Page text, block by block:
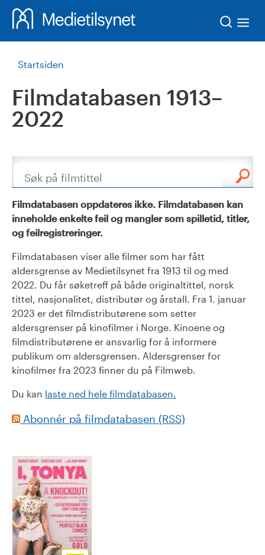
Startsiden
Filmdatabasen 1913–
2022
Søk
Filmdatabasen oppdateres ikke. Filmdatabasen kan
inneholde enkelte feil og mangler som spilletid, titler,
og feilregistreringer.
Filmdatabasen viser alle filmer som har fått
aldersgrense av Medietilsynet fra 1913 til og med
2022. Du får søketreff på både originaltittel, norsk
tittel, nasjonalitet, distributør og årstall. Fra 1. januar
2023 er det filmdistributørene som setter
aldersgrenser på kinofilmer i Norge. Kinoene og
filmdistributørene er ansvarlig for å informere
publikum om aldersgrensen. Aldersgrenser for
kinofilmer fra 2023 finner du på Filmweb.
Du kan laste ned hele filmdatabasen.
Abonnér på filmdatabasen (RSS)